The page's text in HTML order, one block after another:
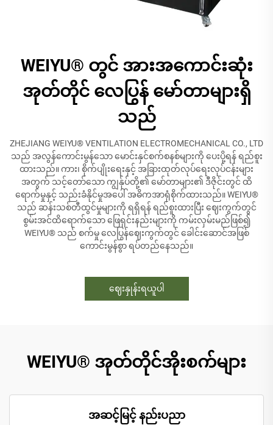
WEIYU® တွင် အားအကောင်းဆုံး
အုတ်တိုင် လေပြွန် မော်တာများရှိ
သည်
ZHEJIANG WEIYU® VENTILATION ELECTROMECHANICAL CO., LTD
သည် အလွန်ကောင်းမွန်သော မောင်းနှင်စက်စနစ်များကို ပေးပို့ရန် ရည်စူး
ထားသည်။ ကား၊ စိုက်ပျိုးရေးနှင့် အခြားထုတ်လုပ်ရေးလုပ်ငန်းများ
အတွက် သင့်တော်သော ကျွန်ုပ်တို့၏ မော်တာများ၏ ဒီဇိုင်းတွင် ထိ
ရောက်မှုနှင့် သည်းခံနိုင်မှုအပေါ် အဓိကအာရုံစိုက်ထားသည်။ WEIYU®
သည် ဆန်းသစ်တီထွင်မှုများကို ရရှိရန် ရည်စူးထားပြီး ဈေးကွက်တွင်
စွမ်းအင်ထိရောက်သော ဖြေရှင်းနည်းများကို ကမ်းလှမ်းမည်ဖြစ်၍
WEIYU® သည် စက်မှု လေပြွန်ဈေးကွက်တွင် ခေါင်းဆောင်အဖြစ်
ကောင်းမွန်စွာ ရပ်တည်နေသည်။
ဈေးနှုန်းရယူပါ
WEIYU® အုတ်တိုင်အိုးစက်များ
အဆင့်မြင့် နည်းပညာ